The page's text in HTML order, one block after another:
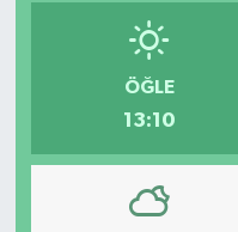
ÖĞLE
13:10
SPONSORLU YAZI
YAŞAM